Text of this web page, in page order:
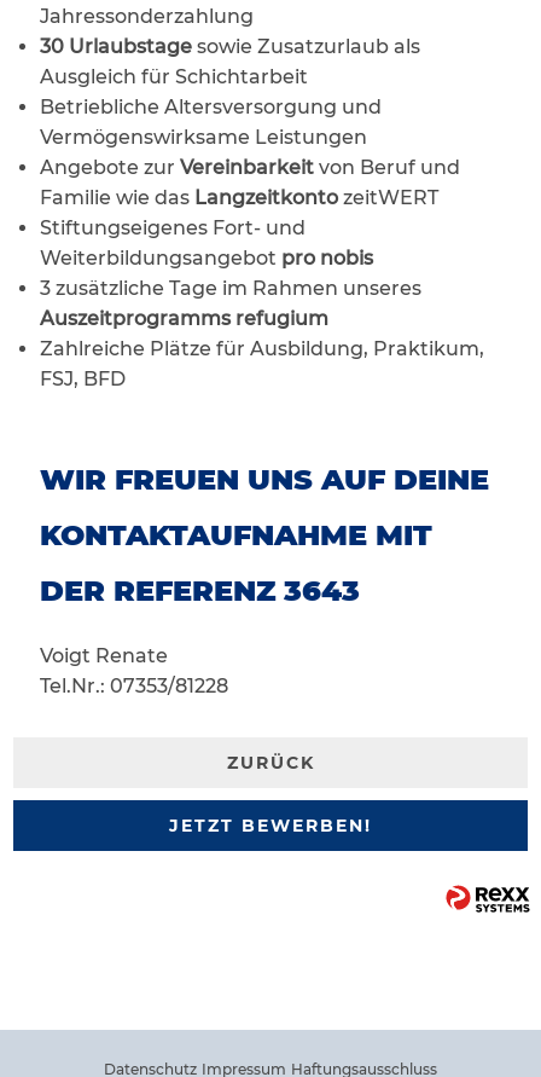
Jahressonderzahlung
30 Urlaubstage sowie Zusatzurlaub als
Ausgleich für Schichtarbeit
Betriebliche Altersversorgung und
Vermögenswirksame Leistungen
Angebote zur Vereinbarkeitvon Beruf und
Familie wie das LangzeitkontozeitWERT
Stiftungseigenes Fort- und
Weiterbildungsangebot pro nobis
3 zusätzliche Tage im Rahmen unseres
Auszeitprogramms refugium
Zahlreiche Plätze für Ausbildung, Praktikum,
FSJ, BFD
WIR FREUEN UNS AUF DEINE
KONTAKTAUFNAHME MIT
DER REFERENZ 3643
Voigt Renate
Tel.Nr.: 07353/81228
ZURÜCK
JETZT BEWERBEN!
Datenschutz Impressum Haftungsausschluss